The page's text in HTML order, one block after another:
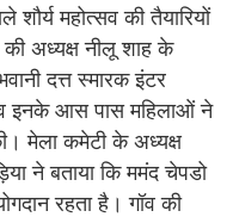
शौर्य महोत्सव की तैयारियों
अध्यक्ष नीलू शाह के
दत्त स्मारक इंटर
इनके आस पास महिलाओं ने
मेला कमेटी के अध्यक्ष
ने बताया कि ममंद चेपडो
रहता है। गॉव की